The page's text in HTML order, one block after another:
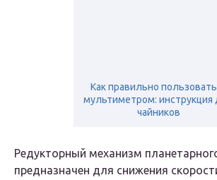
Как правильно
мультиметром: инструкция
чайников
Редукторный механизм
предназначен для снижения